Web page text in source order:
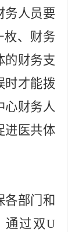
务人员要
枚、财务
的财务支
时才能拨
心财务人
进医共体
各部门和
通过双U